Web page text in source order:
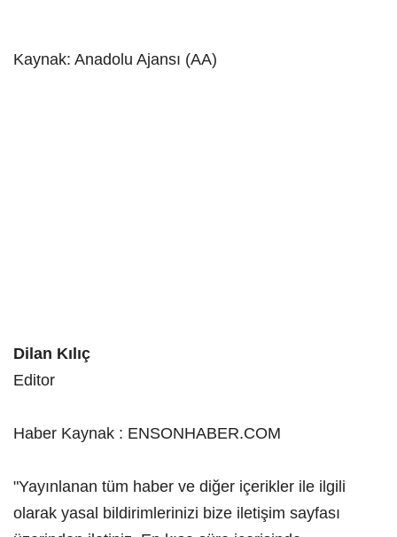
Kaynak: Anadolu Ajansı (AA)
Dilan Kılıç
Editor
Haber Kaynak : ENSONHABER.COM
"Yayınlanan tüm haber ve diğer içerikler ile ilgili
olarak yasal bildirimlerinizi bize iletişim sayfası